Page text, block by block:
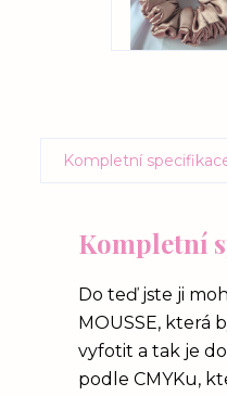
Kompletní
Kompletní
Do teď jste ji
MOUSSE, která
vyfotit a tak je
podle CMYKu,